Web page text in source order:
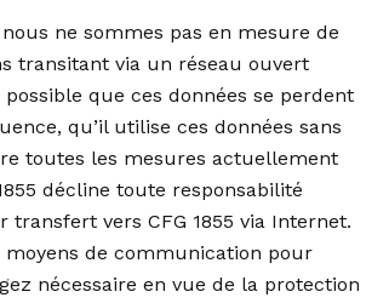
ne sommes pas en mesure de
transitant via un réseau ouvert
que ces données se perdent
qu’il utilise ces données sans
toutes les mesures actuellement
décline toute responsabilité
vers CFG 1855 via Internet.
moyens de communication pour
nécessaire en vue de la protection